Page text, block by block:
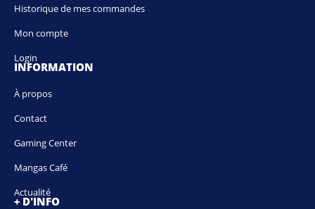
Historique de mes commandes
Mon compte
Login
INFORMATION
À propos
Contact
Gaming Center
Mangas Café
Actualité
+ D'INFO